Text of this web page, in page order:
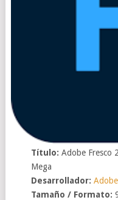
Título: Adobe Fresco
Mega
Desarrollador: Adobe
Tamaño / Formato: